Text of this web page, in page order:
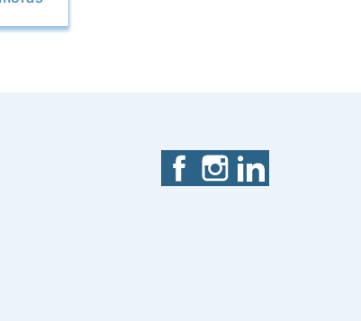
FacebookInstagram